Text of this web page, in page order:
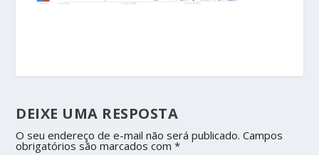
DEIXE UMA RESPOSTA
O seu endereço de e-mail não será publicado. Campos
obrigatórios são marcados com*